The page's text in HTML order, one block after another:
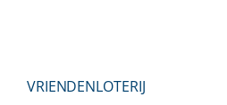
VRIENDENLOTERIJ